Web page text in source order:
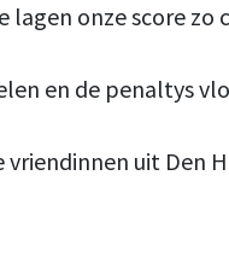
lagen onze score zo
en de penaltys
uit Den